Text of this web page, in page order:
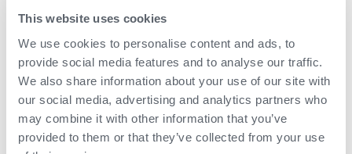
This website uses cookies
We use cookies to personalise content and ads, to
provide social media features and to analyse our traffic.
We also share information about your use of our site with
our social media, advertising and analytics partners who
may combine it with other information that you’ve
provided to them or that they’ve collected from your use